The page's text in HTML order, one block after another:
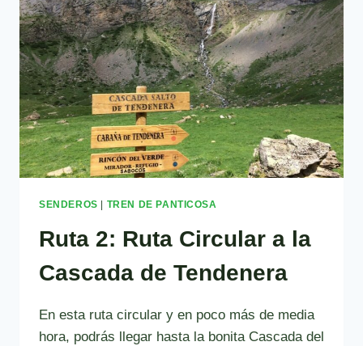
SENDEROS TREN DE PANTICOSA
Ruta 2: Ruta Circular a la
Cascada de Tendenera
En esta ruta circular y en poco más de media
hora, podrás llegar hasta la bonita Cascada del